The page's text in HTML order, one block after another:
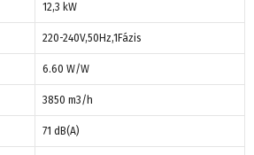
12,3 kW
220-240V,50Hz,1Fázis
6.60 W/W
3850 m3/h
71 dB(A)